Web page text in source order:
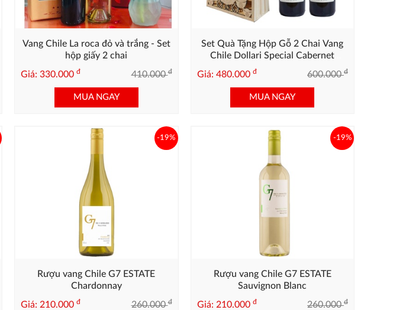
Vang Chile La roca đỏ và trắng - Set
hộp giấy 2 chai
Giá: 330.000 đ 410.000đ
MUA NGAY
Set Quà Tặng Hộp Gỗ 2 Chai Vang
Chile Dollari Special Cabernet
Sauvignon
Giá: 480.000 đ 600.000đ
MUA NGAY
Rượu vang Chile G7 ESTATE
Chardonnay
Giá: 210.000 đ 260.000đ
-19%
Rượu vang Chile G7 ESTATE
Sauvignon Blanc
Giá: 210.000 đ 260.000đ
-19%